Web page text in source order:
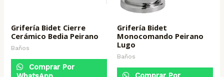
Grifería Bidet Cierre
Cerámico Bedia Peirano
Baños
Comprar Por
Grifería Bidet
Monocomando Peirano
Lugo
Baños